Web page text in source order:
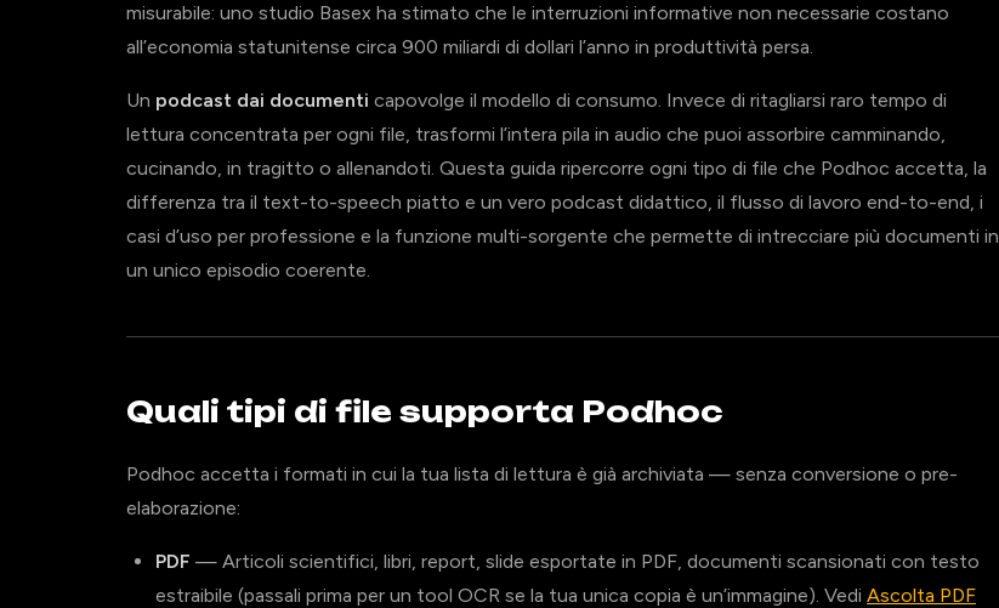
misurabile: uno studio Basex ha stimato che le interruzioni informative non necessarie costano
all’economia statunitense circa 900 miliardi di dollari l’anno in produttività persa.
Un podcast dai documenti capovolge il modello di consumo. Invece di ritagliarsi raro tempo di
lettura concentrata per ogni file, trasformi l’intera pila in audio che puoi assorbire camminando,
cucinando, in tragitto o allenandoti. Questa guida ripercorre ogni tipo di file che Podhoc accetta, la
differenza tra il text-to-speech piatto e un vero podcast didattico, il flusso di lavoro end-to-end, i
casi d’uso per professione e la funzione multi-sorgente che permette di intrecciare più documenti in
un unico episodio coerente.
Quali tipi di file supporta Podhoc
Podhoc accetta i formati in cui la tua lista di lettura è già archiviata — senza conversione o pre-
elaborazione:
PDF — Articoli scientifici, libri, report, slide esportate in PDF, documenti scansionati con testo
estraibile (passali prima per un tool OCR se la tua unica copia è un’immagine). Vedi Ascolta PDF